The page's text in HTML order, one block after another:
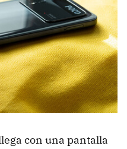
con una pantalla